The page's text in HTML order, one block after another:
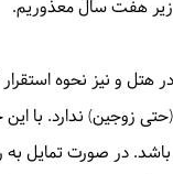
زیر هفت سال معذوریم.
هتل و نیز نحوه
(حتی زوجین) ندارد. با
در صورت تمایل به